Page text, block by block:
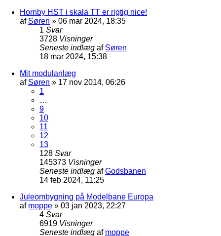
Hornby HST i skala TT er rigtig nice!
af Søren » 06 mar 2024, 18:35
1 Svar
3728 Visninger
Seneste indlæg af Søren
18 mar 2024, 15:38
Mit modulanlæg
af Søren » 17 nov 2014, 06:26
1
…
9
10
11
12
13
128 Svar
145373 Visninger
Seneste indlæg afGodsbanen
14 feb 2024, 11:25
Juleombygning på Modelbane Europa
af moppe » 03 jan 2023, 22:27
4 Svar
6919 Visninger
Seneste indlæg af moppe